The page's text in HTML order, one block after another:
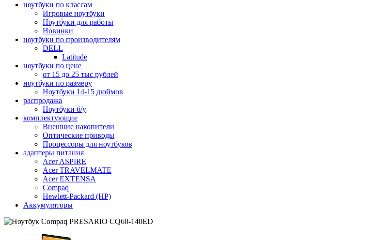
ноутбуки по классам
Игровые ноутбуки
Ноутбуки для работы
Новинки
ноутбуки по производителям
DELL
Latitude
ноутбуки по цене
от 15 до 25 тыс рублей
ноутбуки по размеру
Ноутбуки 14-15 дюймов
распродажа
Ноутбуки б/у
комплектующие
Внешние накопители
Оптические приводы
Процессоры для ноутбуков
адаптеры питания
Acer ASPIRE
Acer TRAVELMATE
Acer EXTENSA
Compaq
Hewlett-Packard (HP)
Аккумуляторы